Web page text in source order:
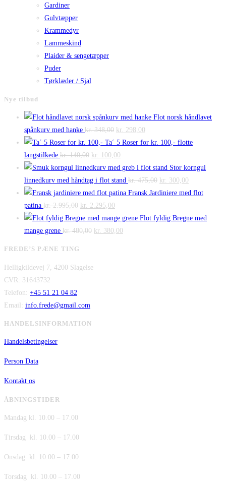
Gardiner
Gulvtæpper
Krammedyr
Lammeskind
Plaider & sengetæpper
Puder
Tørklæder / Sjal
Nye tilbud
Flot norsk håndlavet
spånkurv med hanke kr.348,00 Den
oprindelige
pris
var:
kr. 348,00.
kr. 298,00
aktuelle
er:
kr. 298,00.
Ta´ 5 Roser for kr. 100,- flotte
langstilkede kr.140,00 Den
oprindelige
pris
var:
kr. 140,00.
kr. 100,00
aktuelle
pris
er:
Stor korngul
linnedkurv med håndtag i flot stand kr.475,00 Den
oprindelige
var:
kr. 300,00
aktuelle
er:
Fransk Jardiniere med flot
patina kr.2.995,00 Den
oprindelige
pris
kr. 2.295,00
aktuelle
pris
Flot fyldig Bregne med
mange grene kr.480,00 Den
kr. 380,00
FREDE’S PÆNE TING
Helligkildevej 7, 4200 Slagelse
CVR: 31643732
Telefon: +45 51 21 04 82
Email: info.frede@gmail.com
HANDELSINFORMATION
Handelsbetingelser
Person Data
Kontakt os
ÅBNINGSTIDER
Mandag kl. 10.00 – 17.00
Tirsdag kl. 10.00 – 17.00
Onsdag kl. 10.00 – 17.00
Torsdag kl. 10.00 – 17.00